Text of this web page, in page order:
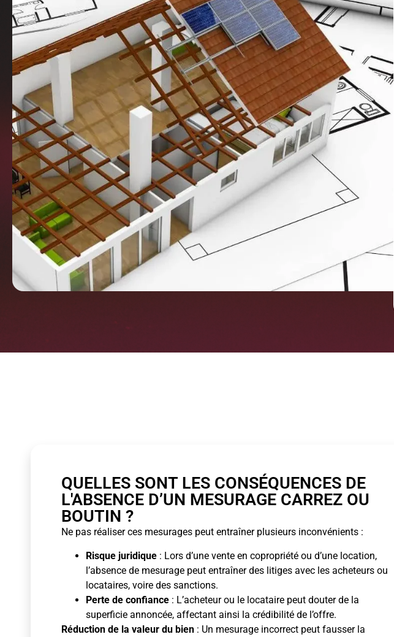
QUELLES SONT LES CONSÉQUENCES DE
L'ABSENCE D’UN MESURAGE CARREZ OU
BOUTIN ?
Ne pas réaliser ces mesurages peut entraîner plusieurs inconvénients :
Risque juridique : Lors d’une vente en copropriété ou d’une location,
l’absence de mesurage peut entraîner des litiges avec les acheteurs ou
locataires, voire des sanctions.
Perte de confiance : L’acheteur ou le locataire peut douter de la
superficie annoncée, affectant ainsi la crédibilité de l’offre.
Réduction de la valeur du bien : Un mesurage incorrect peut fausser la